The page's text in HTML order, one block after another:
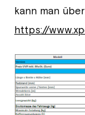
kann man
https://